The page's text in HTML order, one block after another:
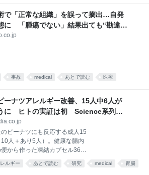
しよう。 オフセット印刷とは？
く名前だと思う。多くの場合
な版を使って印刷する手法の
今、さらっと「平版印刷とも呼
で「正常な組織」を誤って摘出…自発
に 「腫瘍でない」結果出ても“勘違
の生活送っていた患者が手足も動か
事故 medical あとで読む 医療
ーナツアレルギー改善、15人中6人が
に ヒトの実証は初 Science系列誌
ピーナツにも反応する成人15
人＋あり5人）。健康な腸内
から作った凍結カプセル36個
てもらった。 その結果、4カ
3人がピーナツを数粒食べられ
ルギー あとで読む 研究 medical 胃腸